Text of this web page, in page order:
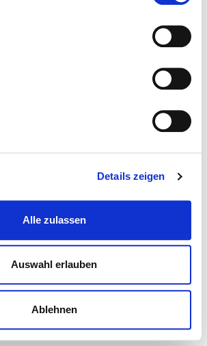
Details zeigen
Alle zulassen
Auswahl erlauben
Ablehnen